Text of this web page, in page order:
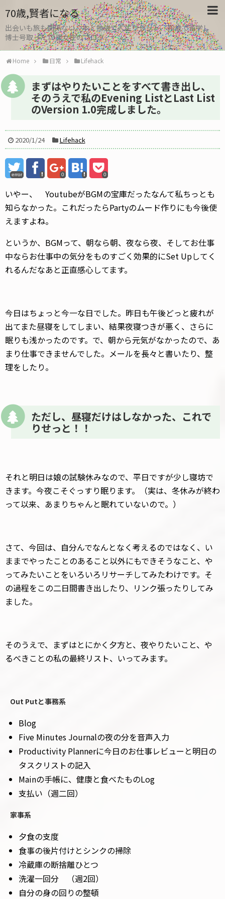
70歳,賢者になる
出会いも旅も関係ない。本と勉強で人生リセット、30歳で留学し
博士号取った70歳女性のブログ
Home 日常 Lifehack
まずはやりたいことをすべて書き出し、
そのうえで私のEvening ListとLast List
のVersion 1.0完成しました。
2020/1/24 Lifehack
error 0 0
いやー、 YoutubeがBGMの宝庫だったなんて私ちっとも
知らなかった。これだったらPartyのムード作りにも今後使
えますよね。
というか、BGMって、朝なら朝、夜なら夜、そしてお仕事
中ならお仕事中の気分をものすごく効果的にSet Upしてく
れるんだなあと正直感心してます。
今日はちょっと今一な日でした。昨日も午後どっと疲れが
出てまた昼寝をしてしまい、結果夜寝つきが悪く、さらに
眠りも浅かったのです。で、朝から元気がなかったので、あ
まり仕事できませんでした。メールを長々と書いたり、整
理をしたり。
ただし、昼寝だけはしなかった、これで
りせっと！！
それと明日は娘の試験休みなので、平日ですが少し寝坊で
きます。今夜こそぐっすり眠ります。（実は、冬休みが終わ
って以来、あまりちゃんと眠れていないので。）
さて、今回は、自分んでなんとなく考えるのではなく、い
ままでやったことのあること以外にもできそうなこと、や
ってみたいことをいろいろリサーチしてみたわけです。そ
の過程をこの二日間書き出したり、リンク張ったりしてみ
ました。
そのうえで、まずはとにかく夕方と、夜やりたいこと、や
るべきことの私の最終リスト、いってみます。
Out Putと事務系
Blog
Five Minutes Journalの夜の分を音声入力
Productivity Plannerに今日のお仕事レビューと明日の
タスクリストの記入
Mainの手帳に、健康と食べたものLog
支払い（週二回）
家事系
夕食の支度
食事の後片付けとシンクの掃除
冷蔵庫の断捨離ひとつ
洗濯一回分 （週2回）
自分の身の回りの整頓